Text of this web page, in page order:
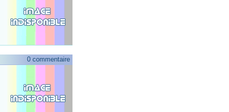
0 commentaire